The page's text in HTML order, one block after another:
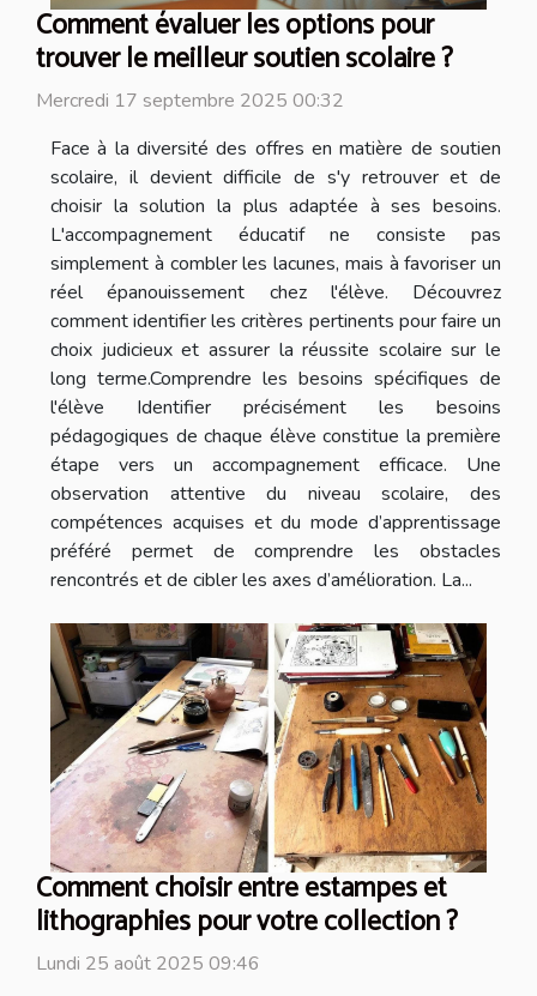
Comment évaluer les options pour
trouver le meilleur soutien scolaire ?
Mercredi 17 septembre 2025 00:32
Face à la diversité des offres en matière de soutien
scolaire, il devient difficile de s'y retrouver et de
choisir la solution la plus adaptée à ses besoins.
L'accompagnement éducatif ne consiste pas
simplement à combler les lacunes, mais à favoriser un
réel épanouissement chez l'élève. Découvrez
comment identifier les critères pertinents pour faire un
choix judicieux et assurer la réussite scolaire sur le
long terme.Comprendre les besoins spécifiques de
l'élève Identifier précisément les besoins
pédagogiques de chaque élève constitue la première
étape vers un accompagnement efficace. Une
observation attentive du niveau scolaire, des
compétences acquises et du mode d’apprentissage
préféré permet de comprendre les obstacles
rencontrés et de cibler les axes d’amélioration. La...
Comment choisir entre estampes et
lithographies pour votre collection ?
Lundi 25 août 2025 09:46